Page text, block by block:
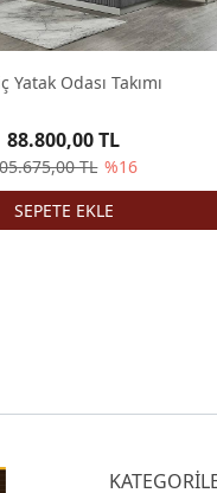
Yatak Odası Takımı
TL %16
88.800,00 TL